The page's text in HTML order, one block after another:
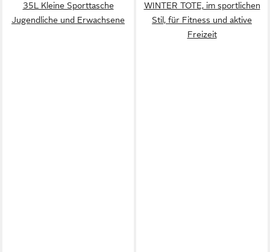
35L Kleine Sporttasche
Jugendliche und Erwachsene
WINTER TOTE, im sportlichen
Stil, für Fitness und aktive
Freizeit